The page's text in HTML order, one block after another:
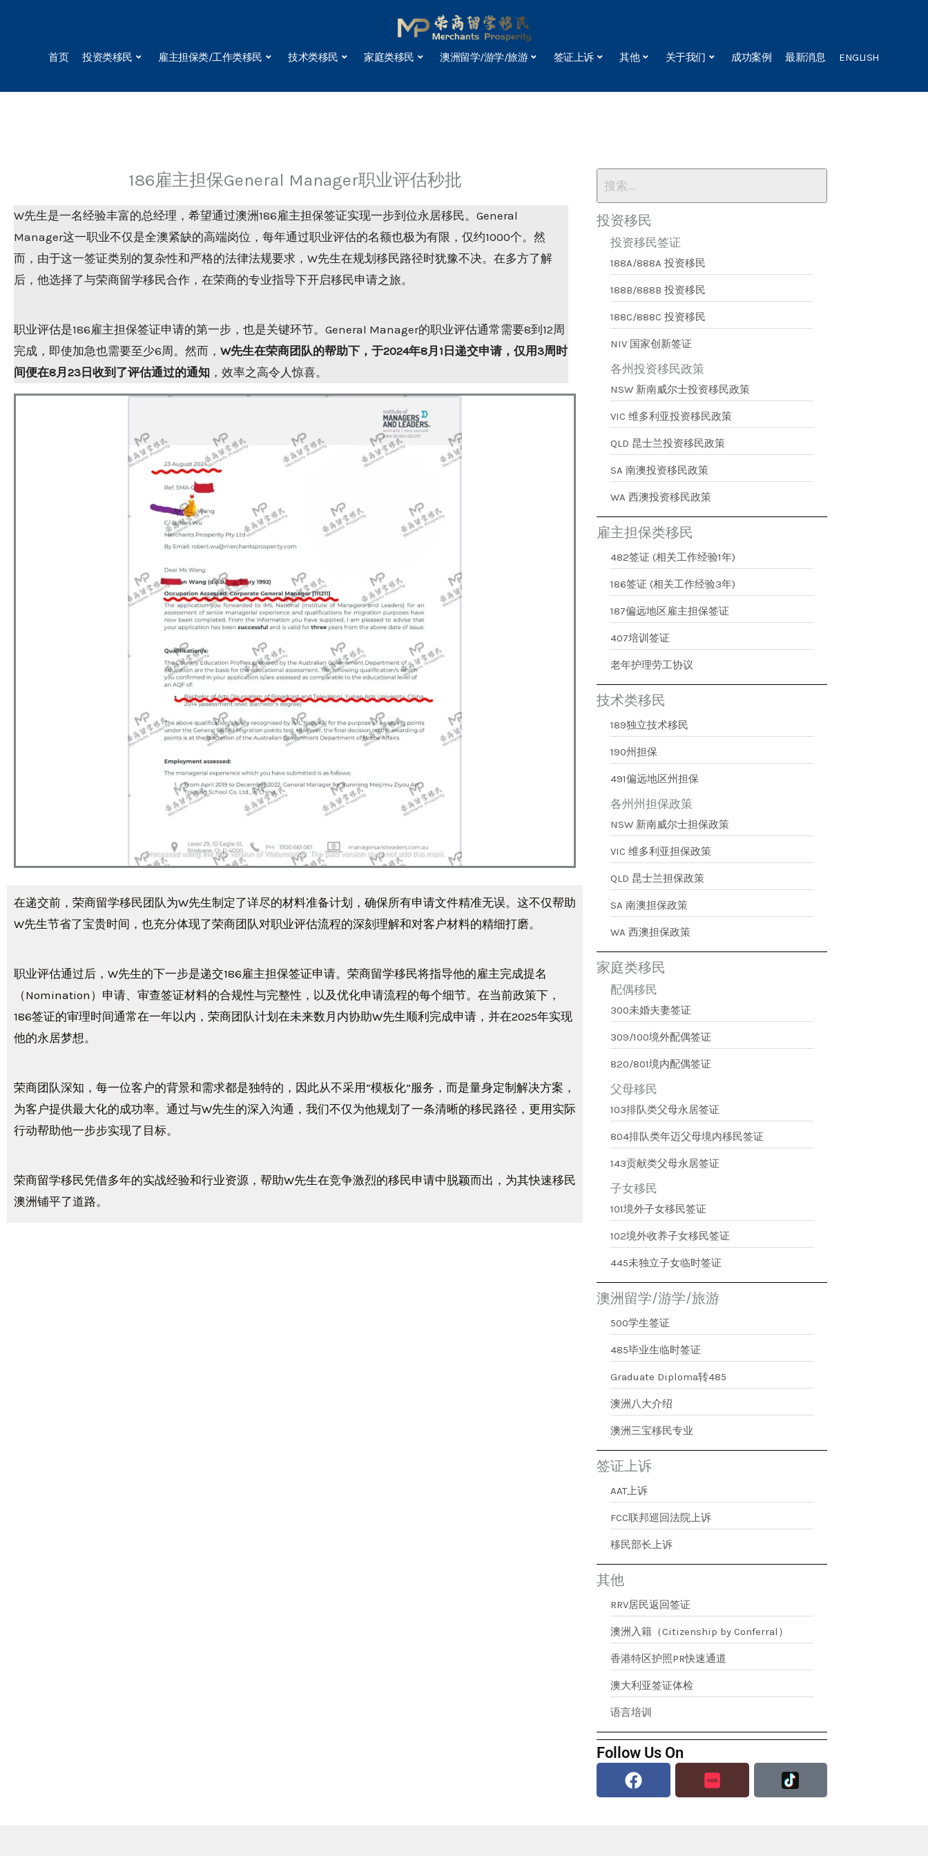
首页 投资类移民 雇主担保类/工作类移民 技术类移民 家庭类移民 澳洲留学/游学/旅游 签证上诉 其他 关于我们 成功案例 最新消息 ENGLISH
186雇主担保General Manager职业评估秒批
W先生是一名经验丰富的总经理，希望通过澳洲186雇主担保签证实现一步到位永居移民。General
Manager这一职业不仅是全澳紧缺的高端岗位，每年通过职业评估的名额也极为有限，仅约1000个。然
而，由于这一签证类别的复杂性和严格的法律法规要求，W先生在规划移民路径时犹豫不决。在多方了解
后，他选择了与荣商留学移民合作，在荣商的专业指导下开启移民申请之旅。
职业评估是186雇主担保签证申请的第一步，也是关键环节。General Manager的职业评估通常需要8到12周
完成，即使加急也需要至少6周。然而， W先生在荣商团队的帮助下，于2024年8月1日递交申请，仅用3周时
间便在8月23日收到了评估通过的通知 ，效率之高令人惊喜。
在递交前，荣商留学移民团队为W先生制定了详尽的材料准备计划，确保所有申请文件精准无误。这不仅帮助
W先生节省了宝贵时间，也充分体现了荣商团队对职业评估流程的深刻理解和对客户材料的精细打磨。
职业评估通过后，W先生的下一步是递交186雇主担保签证申请。荣商留学移民将指导他的雇主完成提名
（Nomination）申请、审查签证材料的合规性与完整性，以及优化申请流程的每个细节。在当前政策下，
186签证的审理时间通常在一年以内，荣商团队计划在未来数月内协助W先生顺利完成申请，并在2025年实现
他的永居梦想。
荣商团队深知，每一位客户的背景和需求都是独特的，因此从不采用“模板化”服务，而是量身定制解决方案，
为客户提供最大化的成功率。通过与W先生的深入沟通，我们不仅为他规划了一条清晰的移民路径，更用实际
行动帮助他一步步实现了目标。
荣商留学移民凭借多年的实战经验和行业资源，帮助W先生在竞争激烈的移民申请中脱颖而出，为其快速移民
澳洲铺平了道路。
投资移民
投资移民签证
188A/888A 投资移民
188B/888B 投资移民
188C/888C 投资移民
NIV 国家创新签证
各州投资移民政策
NSW 新南威尔士投资移民政策
VIC 维多利亚投资移民政策
QLD 昆士兰投资移民政策
SA 南澳投资移民政策
WA 西澳投资移民政策
雇主担保类移民
482签证 (相关工作经验1年)
186签证 (相关工作经验3年)
187偏远地区雇主担保签证
407培训签证
老年护理劳工协议
技术类移民
189独立技术移民
190州担保
491偏远地区州担保
各州州担保政策
NSW 新南威尔士担保政策
VIC 维多利亚担保政策
QLD 昆士兰担保政策
SA 南澳担保政策
WA 西澳担保政策
家庭类移民
配偶移民
300未婚夫妻签证
309/100境外配偶签证
820/801境内配偶签证
父母移民
103排队类父母永居签证
804排队类年迈父母境内移民签证
143贡献类父母永居签证
子女移民
101境外子女移民签证
102境外收养子女移民签证
445未独立子女临时签证
澳洲留学/游学/旅游
500学生签证
485毕业生临时签证
Graduate Diploma转485
澳洲八大介绍
澳洲三宝移民专业
签证上诉
AAT上诉
FCC联邦巡回法院上诉
移民部长上诉
其他
RRV居民返回签证
澳洲入籍（Citizenship by Conferral）
香港特区护照PR快速通道
澳大利亚签证体检
语言培训
Follow Us On
Facebook